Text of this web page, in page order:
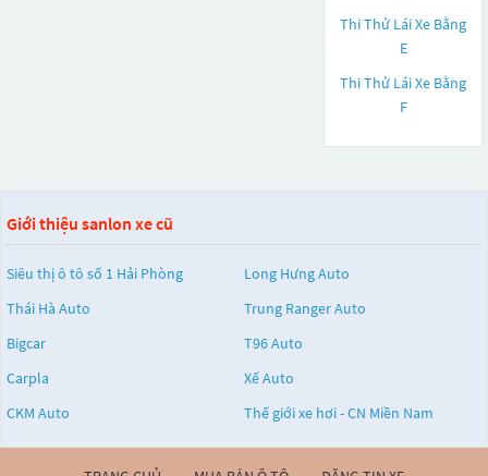
Thi Thử Lái Xe Bằng
E
Thi Thử Lái Xe Bằng
F
Giới thiệu sanlon xe cũ
Siêu thị ô tô số 1 Hải Phòng
Long Hưng Auto
Thái Hà Auto
Trung Ranger Auto
Bigcar
T96 Auto
Carpla
Xế Auto
CKM Auto
Thế giới xe hơi - CN Miền Nam